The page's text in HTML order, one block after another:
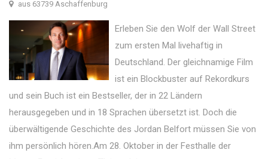
aus 63739 Aschaffenburg
Erleben Sie den Wolf der Wall Street
zum ersten Mal livehaftig in
Deutschland. Der gleichnamige Film
ist ein Blockbuster auf Rekordkurs
und sein Buch ist ein Bestseller, der in 22 Ländern
herausgegeben und in 18 Sprachen übersetzt ist. Doch die
überwältigende Geschichte des Jordan Belfort müssen Sie von
ihm persönlich hören.Am 28. Oktober in der Festhalle der